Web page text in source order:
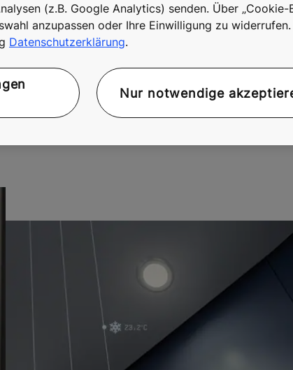
für
Remote Services wie Fernbefreiung,
erhöhen die Betriebssicherheit Ihrer Aufzüge und
(z.B. Google Analytics) senden. Über
anzupassen oder Ihre Einwilligung zu
Datenschutzerklärung.
Nur notwendige